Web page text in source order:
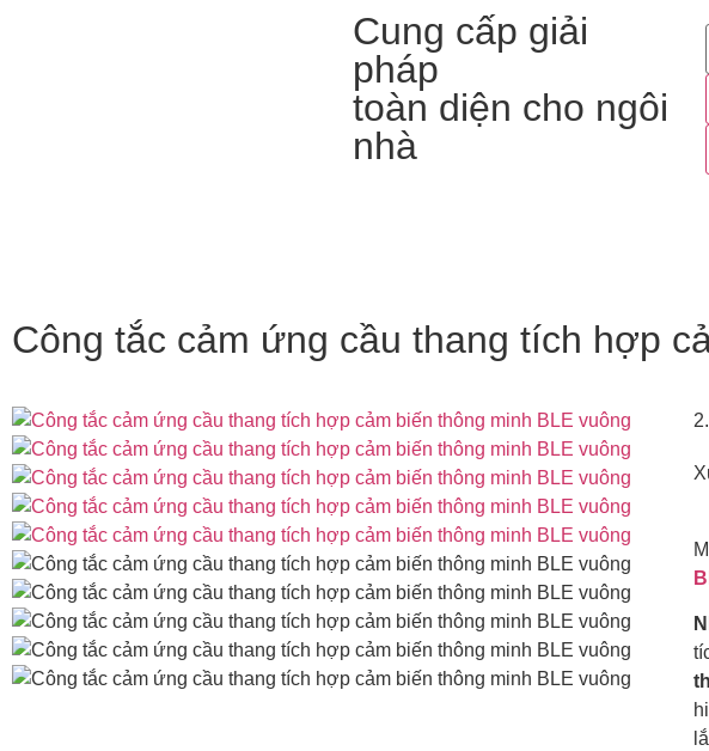
Cung cấp giải
pháp
toàn diện cho ngôi
nhà
Công tắc cảm ứng cầu thang tích hợp